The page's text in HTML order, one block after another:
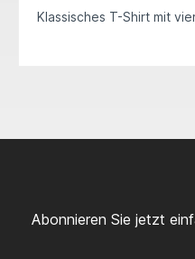
Klassisches T-Shirt mit
Abonnieren Sie jetzt